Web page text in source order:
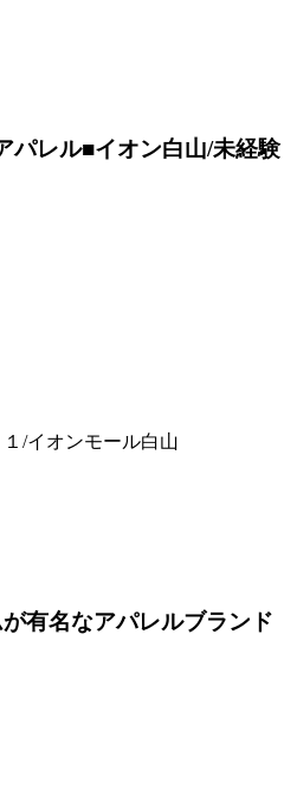
パレル■イオン白山/未経験
/イオンモール白山
有名なアパレルブランド